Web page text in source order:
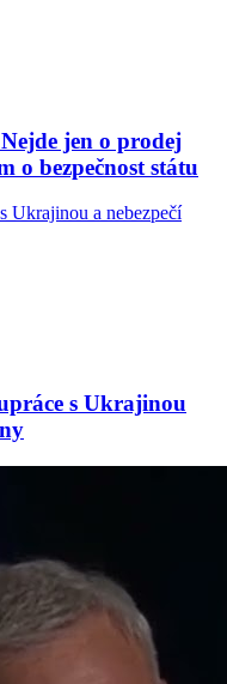
jen o prodej
o bezpečnost státu
s Ukrajinou